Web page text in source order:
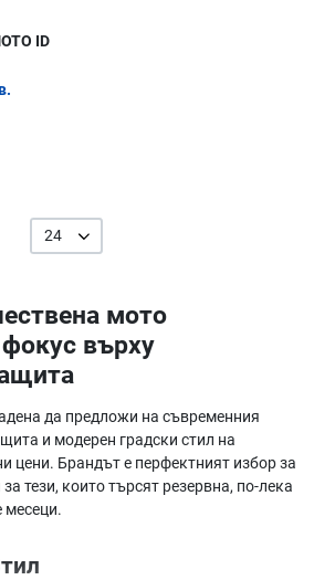
ID
24
мото
върху
да предложи на съвременния
и модерен градски стил на
цени. Брандът е перфектният избор за
тези, които търсят резервна, по-лека
месеци.